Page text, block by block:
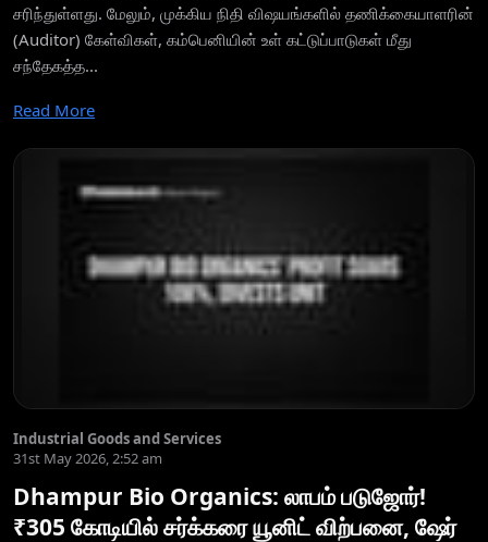
சரிந்துள்ளது. மேலும், முக்கிய நிதி விஷயங்களில் தணிக்கையாளரின்
(Auditor) கேள்விகள், கம்பெனியின் உள் கட்டுப்பாடுகள் மீது
சந்தேகத்த...
Read More
Industrial Goods and Services
31st May 2026, 2:52 am
Dhampur Bio Organics: லாபம் படுஜோர்!
₹305 கோடியில் சர்க்கரை யூனிட் விற்பனை, ஷேர்